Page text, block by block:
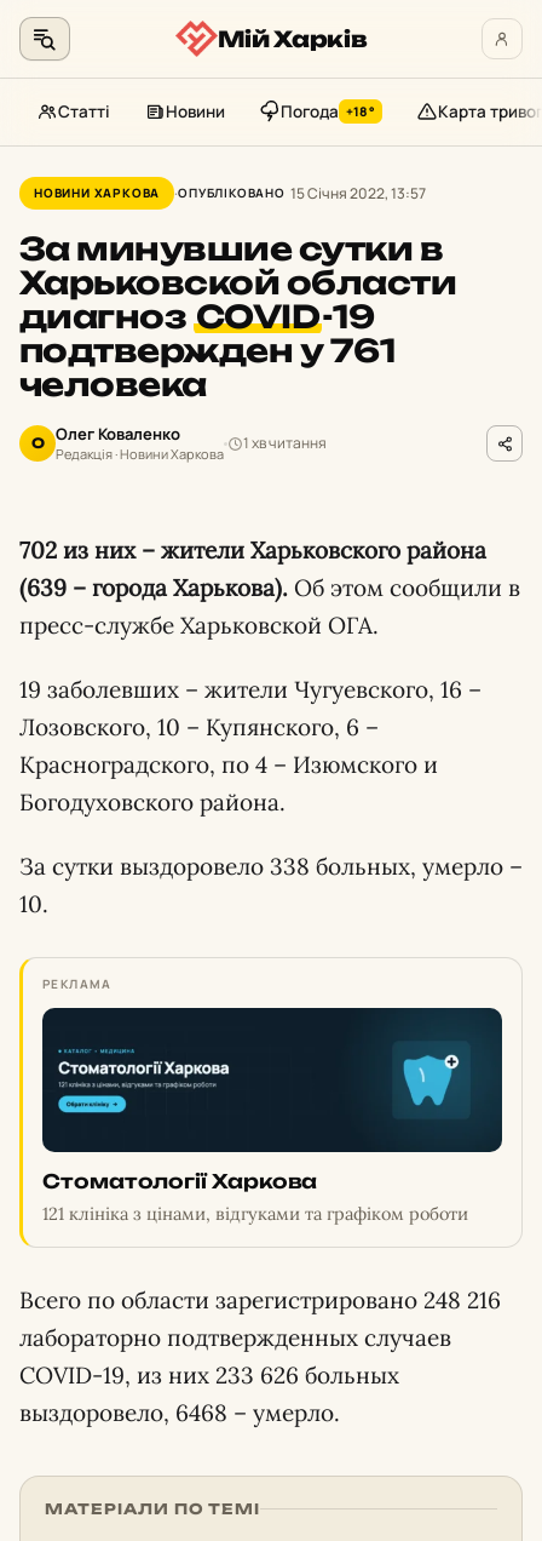
до
контенту
Мій Харків
Статті Новини Погода +18° Карта тривог
НОВИНИ ХАРКОВА ОПУБЛІКОВАНО 15 Січня 2022, 13:57
За минувшие сутки в
Харьковской области
диагноз COVID-19
подтвержден у 761
человека
О Олег Коваленко
Редакція · Новини Харкова
1 хв читання
702 из них – жители Харьковского района
(639 – города Харькова). Об этом сообщили в
пресс-службе Харьковской ОГА.
19 заболевших – жители Чугуевского, 16 –
Лозовского, 10 – Купянского, 6 –
Красноградского, по 4 – Изюмского и
Богодуховского района.
За сутки выздоровело 338 больных, умерло –
10.
РЕКЛАМА
Стоматології Харкова
121 клініка з цінами, відгуками та графіком роботи
Всего по области зарегистрировано 248 216
лабораторно подтвержденных случаев
СOVID-19, из них 233 626 больных
выздоровело, 6468 – умерло.
МАТЕРІАЛИ ПО ТЕМІ